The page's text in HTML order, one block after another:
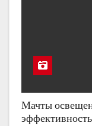
Мачты